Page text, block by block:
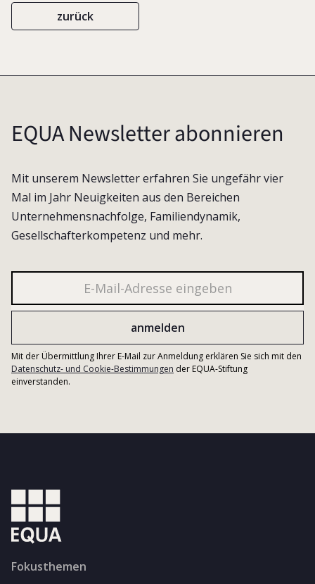
zurück
EQUA Newsletter abonnieren
Mit unserem Newsletter erfahren Sie ungefähr vier
Mal im Jahr Neuigkeiten aus den Bereichen
Unternehmensnachfolge, Familiendynamik,
Gesellschafterkompetenz und mehr.
Mit der Übermittlung Ihrer E-Mail zur Anmeldung erklären Sie sich mit den
Datenschutz- und Cookie-Bestimmungen der EQUA-Stiftung
einverstanden.
Fokusthemen